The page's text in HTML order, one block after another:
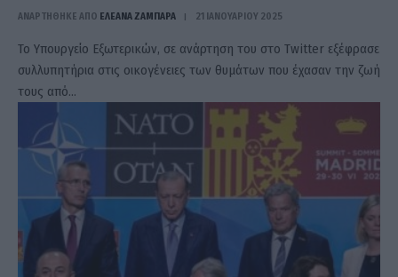
ΑΝΑΡΤΗΘΗΚΕ ΑΠΟ ΕΛΕΑΝΑ ΖΑΜΠΑΡΑ 21 ΙΑΝΟΥΑΡΊΟΥ 2025
Το Υπουργείο Εξωτερικών, σε ανάρτηση του στο Twitter εξέφρασε
συλλυπητήρια στις οικογένειες των θυμάτων που έχασαν την ζωή
τους από…